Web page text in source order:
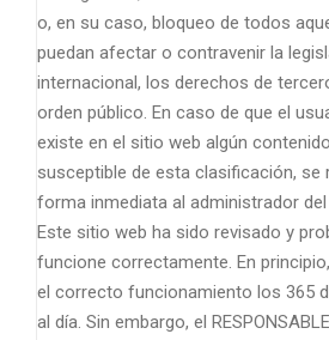
o, en su caso, bloqueo de todos
puedan afectar o contravenir la
internacional, los derechos de
orden público. En caso de que el
existe en el sitio web algún
susceptible de esta clasificación, se
forma inmediata al administrador
Este sitio web ha sido revisado y
funcione correctamente. En
el correcto funcionamiento los 365
al día. Sin embargo, el